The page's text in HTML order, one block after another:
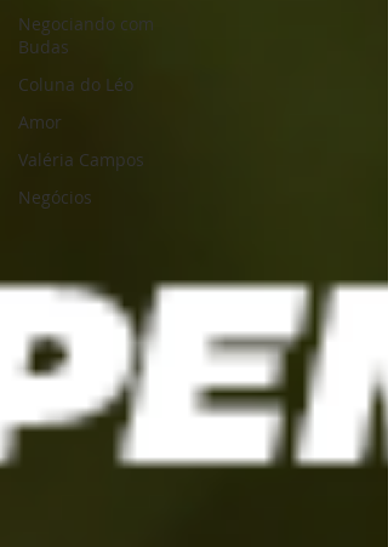
Negociando com
Budas
Coluna do Léo
Amor
Valéria Campos
Negócios